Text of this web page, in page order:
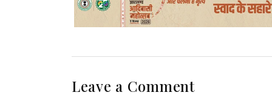
Leave a Comment